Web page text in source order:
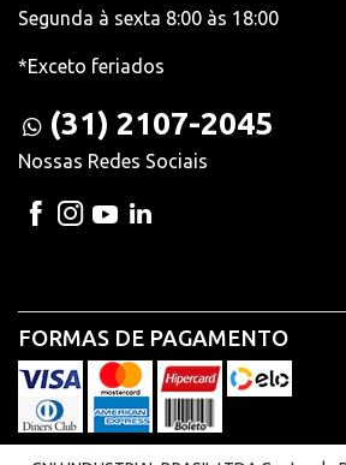
Segunda à sexta 8:00 às 18:00
*Exceto feriados
(31) 2107-2045
Nossas Redes Sociais
FORMAS DE PAGAMENTO